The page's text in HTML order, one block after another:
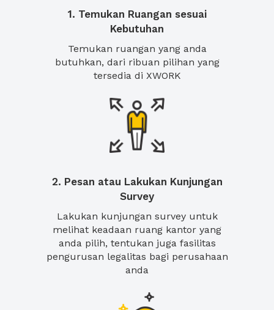
1. Temukan Ruangan sesuai
Kebutuhan
Temukan ruangan yang anda
butuhkan, dari ribuan pilihan yang
tersedia di XWORK
2. Pesan atau Lakukan Kunjungan
Survey
Lakukan kunjungan survey untuk
melihat keadaan ruang kantor yang
anda pilih, tentukan juga fasilitas
pengurusan legalitas bagi perusahaan
anda